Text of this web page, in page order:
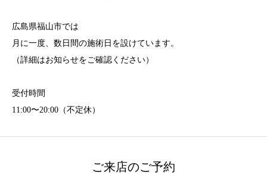
広島県福山市では
月に一度、数日間の施術日を設けています。
（詳細はお知らせをご確認ください）
受付時間
11:00〜20:00（不定休）
ご来店のご予約